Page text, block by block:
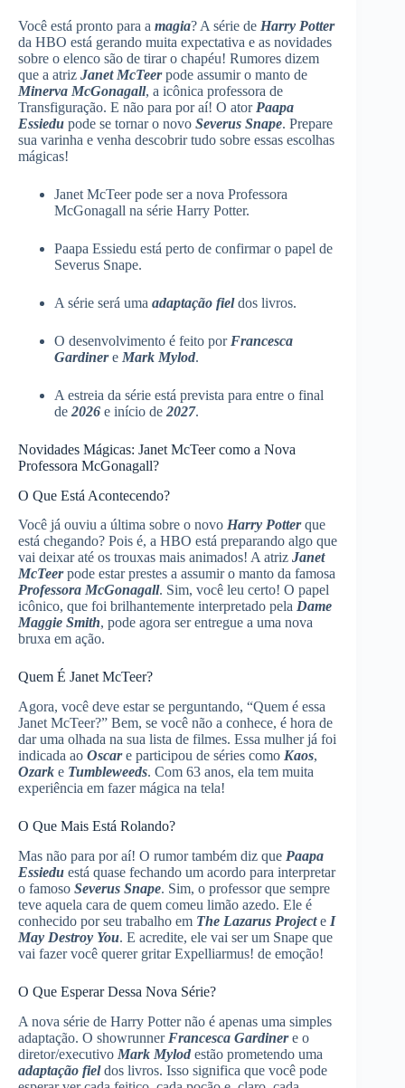
Você está pronto para a magia? A série de Harry Potter
da HBO está gerando muita expectativa e as novidades
sobre o elenco são de tirar o chapéu! Rumores dizem
que a atriz Janet McTeerpode assumir o manto de
Minerva McGonagall, a icônica professora de
Transfiguração. E não para por aí! O ator Paapa
Essiedu pode se tornar o novo Severus Snape. Prepare
sua varinha e venha descobrir tudo sobre essas escolhas
mágicas!
Janet McTeer pode ser a nova Professora
McGonagall na série Harry Potter.
Paapa Essiedu está perto de confirmar o papel de
Severus Snape.
A série será uma adaptação fieldos livros.
O desenvolvimento é feito por Francesca
Gardinere Mark Mylod.
A estreia da série está prevista para entre o final
de 2026 e início de 2027.
Novidades Mágicas: Janet McTeer como a Nova
Professora McGonagall?
O Que Está Acontecendo?
Você já ouviu a última sobre o novo Harry Potterque
está chegando? Pois é, a HBO está preparando algo que
vai deixar até os trouxas mais animados! A atriz Janet
McTeerpode estar prestes a assumir o manto da famosa
Professora McGonagall. Sim, você leu certo! O papel
icônico, que foi brilhantemente interpretado pela Dame
Maggie Smith, pode agora ser entregue a uma nova
bruxa em ação.
Quem É Janet McTeer?
Agora, você deve estar se perguntando, “Quem é essa
Janet McTeer?” Bem, se você não a conhece, é hora de
dar uma olhada na sua lista de filmes. Essa mulher já foi
indicada ao Oscare participou de séries como Kaos,
Ozark e Tumbleweeds. Com 63 anos, ela tem muita
experiência em fazer mágica na tela!
O Que Mais Está Rolando?
Mas não para por aí! O rumor também diz que Paapa
Essiedu está quase fechando um acordo para interpretar
o famoso Severus Snape. Sim, o professor que sempre
teve aquela cara de quem comeu limão azedo. Ele é
conhecido por seu trabalho em The Lazarus Projecte I
May Destroy You. E acredite, ele vai ser um Snape que
vai fazer você querer gritar Expelliarmus! de emoção!
O Que Esperar Dessa Nova Série?
A nova série de Harry Potter não é apenas uma simples
adaptação. O showrunner Francesca Gardinere o
diretor/executivo Mark Mylod estão prometendo uma
adaptação fieldos livros. Isso significa que você pode